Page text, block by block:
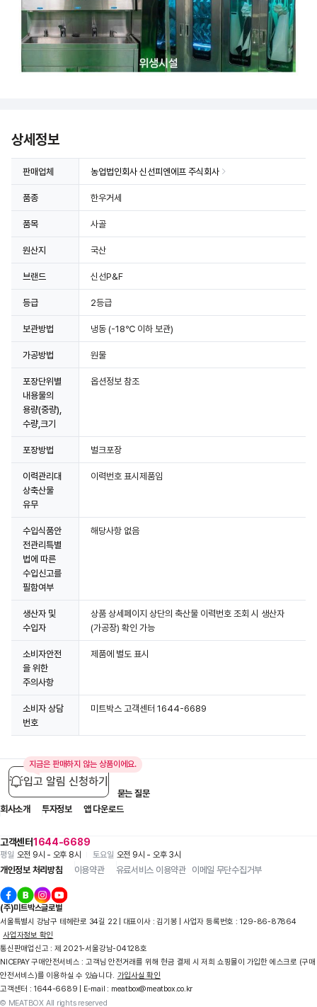
상세정보
판매업체 농업법인회사 신선피엔에프 주식회사
품종 한우거세
품목 사골
원산지 국산
브랜드 신선P&F
등급 2등급
보관방법 냉동 (-18℃ 이하 보관)
가공방법 원물
포장단위별
내용물의
용량(중량),
수량,크기
옵션정보 참조
포장방법 벌크포장
이력관리대
상축산물
유무
이력번호 표시제품임
수입식품안
전관리특별
법에 따른
수입신고를
필함여부
해당사항 없음
생산자 및
수입자
상품 상세페이지 상단의 축산물 이력번호 조회 시 생산자
(가공장) 확인 가능
소비자안전
을 위한
주의사항
제품에 별도 표시
소비자 상담
번호
미트박스 고객센터 1644-6689
지금은 판매하지 않는 상품이에요.
입고 알림 신청하기
고객센터1644-6689
평일 오전 9시 - 오후 8시 토요일 오전 9시 - 오후 3시
입점 제휴 문의
자주 묻는 질문
회사소개
투자정보 앱 다운로드
개인정보 처리방침 이용약관 유료서비스 이용약관 이메일 무단수집거부
(주)미트박스글로벌
서울특별시 강남구 테헤란로 34길 22 | 대표이사 : 김기봉 | 사업자 등록번호 : 129-86-87864
사업자정보 확인
통신판매업신고 : 제 2021-서울강남-04128호
NICEPAY 구매안전서비스 : 고객님 안전거래를 위해 현금 결제 시 저희 쇼핑몰이 가입한 에스크로 (구매
안전서비스)를 이용하실 수 있습니다. 가입사실 확인
고객센터 : 1644-6689 | E-mail : meatbox@meatbox.co.kr
© MEATBOX All rights reserved